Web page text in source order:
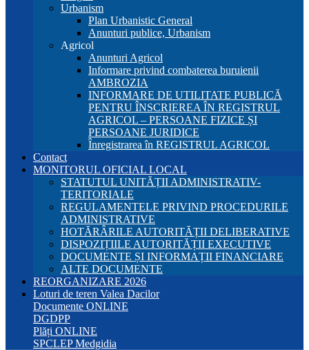
Urbanism
Plan Urbanistic General
Anunturi publice, Urbanism
Agricol
Anunturi Agricol
Informare privind combaterea buruienii
AMBROZIA
INFORMARE DE UTILITATE PUBLICĂ
PENTRU ÎNSCRIEREA ÎN REGISTRUL
AGRICOL – PERSOANE FIZICE ȘI
PERSOANE JURIDICE
Înregistrarea în REGISTRUL AGRICOL
Contact
MONITORUL OFICIAL LOCAL
STATUTUL UNITĂȚII ADMINISTRATIV-
TERITORIALE
REGULAMENTELE PRIVIND PROCEDURILE
ADMINISTRATIVE
HOTĂRÂRILE AUTORITĂȚII DELIBERATIVE
DISPOZIȚIILE AUTORITĂȚII EXECUTIVE
DOCUMENTE ȘI INFORMAȚII FINANCIARE
ALTE DOCUMENTE
REORGANIZARE 2026
Loturi de teren Valea Dacilor
Documente ONLINE
DGDPP
Plăți ONLINE
SPCLEP Medgidia